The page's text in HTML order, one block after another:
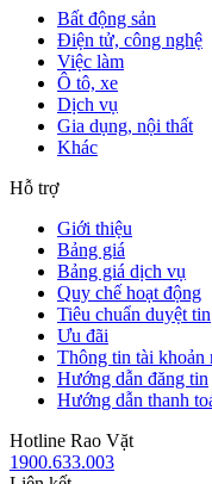
Bất động sản
Điện tử, công nghệ
Việc làm
Ô tô, xe
Dịch vụ
Gia dụng, nội thất
Khác
Hỗ trợ
Giới thiệu
Bảng giá
Bảng giá dịch vụ
Quy chế hoạt động
Tiêu chuẩn duyệt tin
Ưu đãi
Thông tin tài khoản
Hướng dẫn đăng tin
Hướng dẫn thanh
Hotline Rao Vặt
1900.633.003